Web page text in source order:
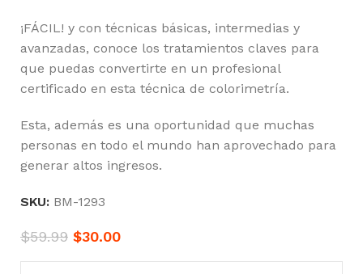
¡FÁCIL! y con técnicas básicas, intermedias y
avanzadas, conoce los tratamientos claves para
que puedas convertirte en un profesional
certificado en esta técnica de colorimetría.
Esta, además es una oportunidad que muchas
personas en todo el mundo han aprovechado para
generar altos ingresos.
SKU: BM-1293
$59.99 $30.00